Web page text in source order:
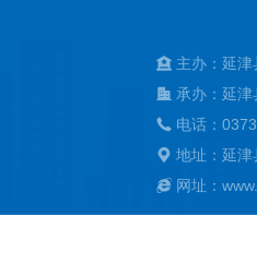
主办：延
承办：延
电话：
地址：延
网址：